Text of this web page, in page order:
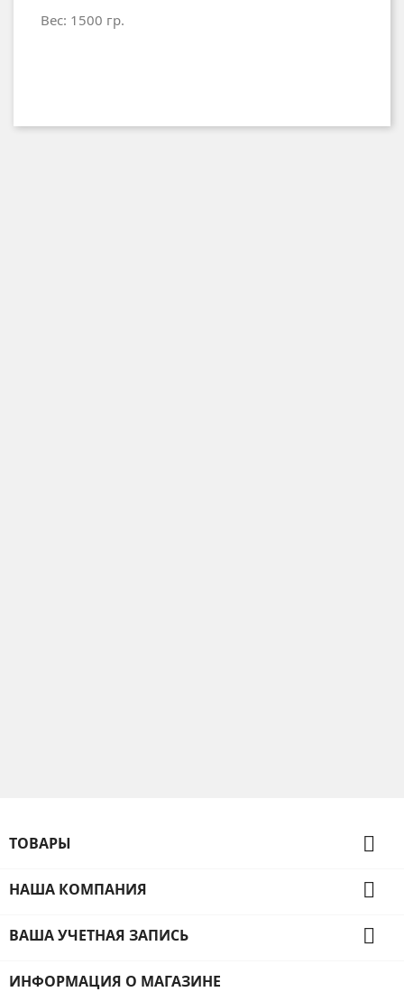
Вес: 1500 гр.
ТОВАРЫ 
НАША КОМПАНИЯ 
ВАША УЧЕТНАЯ ЗАПИСЬ 
ИНФОРМАЦИЯ О МАГАЗИНЕ